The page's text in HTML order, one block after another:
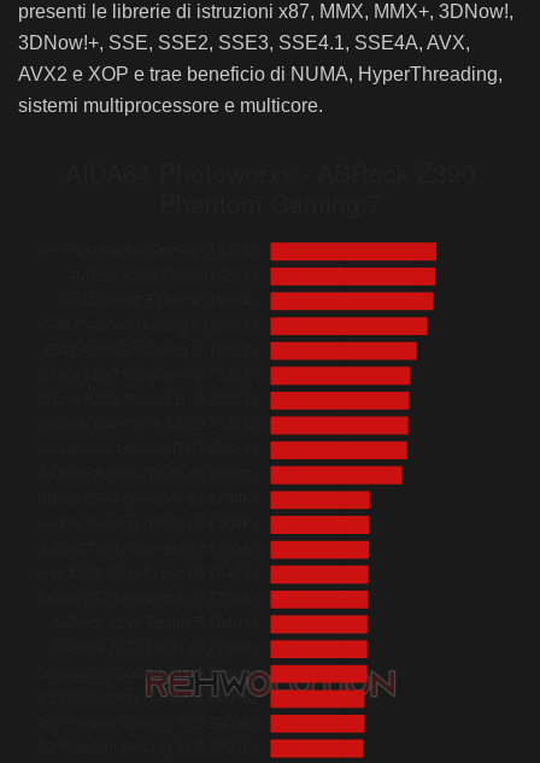
presenti le librerie di istruzioni x87, MMX, MMX+, 3DNow!,
3DNow!+, SSE, SSE2, SSE3, SSE4.1, SSE4A, AVX,
AVX2 e XOP e trae beneficio di NUMA, HyperThreading,
sistemi multiprocessore e multicore.